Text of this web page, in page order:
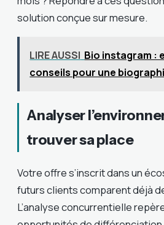
solution conçue sur mesure.
LIRE AUSSI Bio instagram :
conseils pour une
Analyser
trouver sa place
Votre offre s’inscrit dans un
futurs clients comparent déjà
L’analyse concurrentielle